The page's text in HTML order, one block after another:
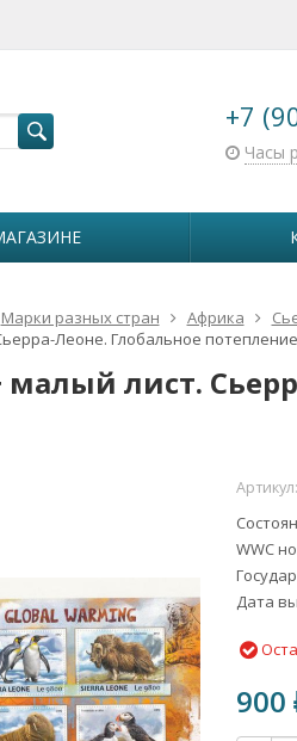
+7
Часы
Марки разных стран Африка
Леоне. Глобальное потепление
лист.
Артикул:
WWC
Дата
900